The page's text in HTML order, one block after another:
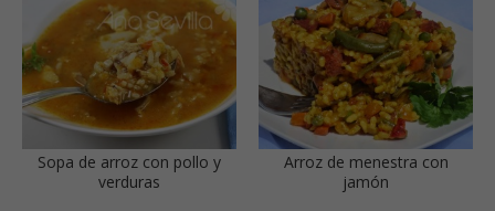
Sopa de arroz con pollo y
verduras
Arroz de menestra con
jamón